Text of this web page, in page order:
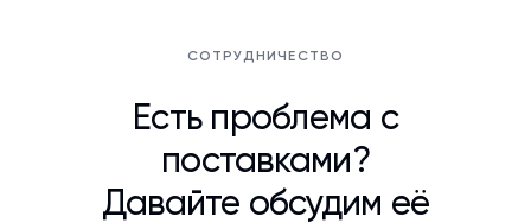
СОТРУДНИЧЕСТВО
Есть проблема с
поставками?
Давайте обсудим её